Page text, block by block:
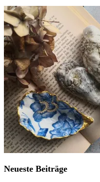
Neueste Beiträge